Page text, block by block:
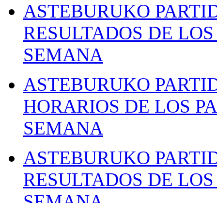
ASTEBURUKO
RESULTADOS DE
SEMANA
ASTEBURUKO
HORARIOS DE LOS
SEMANA
ASTEBURUKO
RESULTADOS DE